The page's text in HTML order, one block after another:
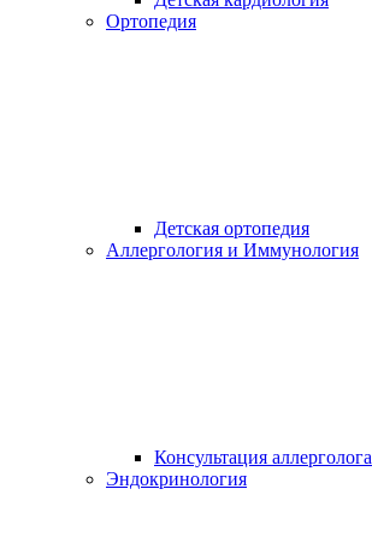
Ортопедия
Детская ортопедия
Аллергология и Иммунология
Консультация аллерголога
Эндокринология